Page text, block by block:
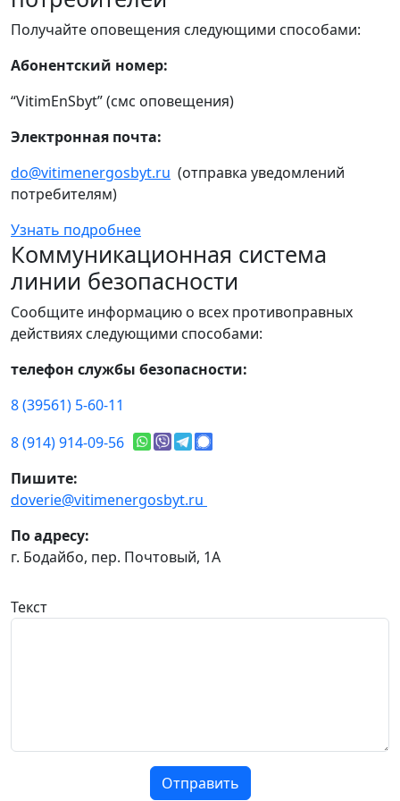
Получайте оповещения следующими способами:
Абонентский номер:
“VitimEnSbyt” (смс оповещения)
Электронная почта:
do@vitimenergosbyt.ru (отправка уведомлений
потребителям)
Узнать подробнее
Коммуникационная система
линии безопасности
Сообщите информацию о всех противоправных
действиях следующими способами:
телефон службы безопасности:
8 (39561) 5-60-11
8 (914) 914-09-56
Пишите:
doverie@vitimenergosbyt.ru
По адресу:
г. Бодайбо, пер. Почтовый, 1А
Текст
Отправить